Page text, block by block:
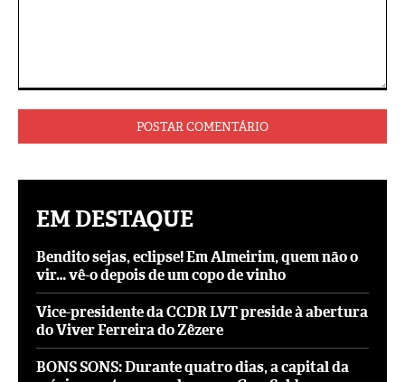
EM DESTAQUE
Bendito sejas, eclipse! Em Almeirim, quem não o
vir… vê-o depois de um copo de vinho
Vice-presidente da CCDR LVT preside à abertura
do Viver Ferreira do Zêzere
BONS SONS: Durante quatro dias, a capital da